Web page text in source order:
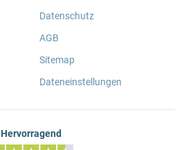
Datenschutz
AGB
Sitemap
Dateneinstellungen
Hervorragend